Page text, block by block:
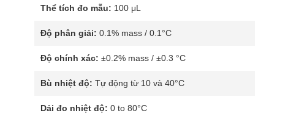
Thể tích đo mẫu: 100 μL
Độ phân giải: 0.1% mass / 0.1°C
Độ chính xác: ±0.2% mass / ±0.3 °C
Bù nhiệt độ: Tự động từ 10 và 40°C
Dải đo nhiệt độ: 0 to 80°C